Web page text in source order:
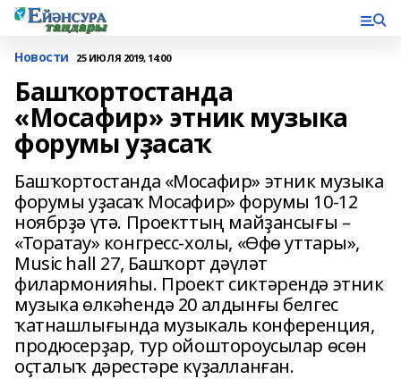
Новости 25 ИЮЛЯ 2019, 14:00
Башҡортостанда
«Мосафир» этник музыка
форумы уҙасаҡ
Башҡортостанда «Мосафир» этник музыка
форумы уҙасаҡ Мосафир» форумы 10-12
ноябрҙә үтә. Проекттың майҙансығы –
«Торатау» конгресс-холы, «Өфө уттары»,
Music hall 27, Башҡорт дәүләт
филармонияһы. Проект сиктәрендә этник
музыка өлкәһендә 20 алдынғы белгес
ҡатнашлығында музыкаль конференция,
продюсерҙар, тур ойоштороусылар өсөн
оҫталыҡ дәрестәре күҙалланған.